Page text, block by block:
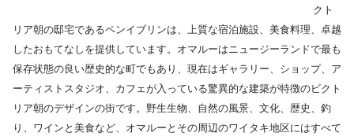
クト
リア朝の邸宅であるペンイブリンは、上質な宿泊施設、美食料理、卓越
したおもてなしを提供しています。オマルーはニュージーランドで最も
保存状態の良い歴史的な町でもあり、現在はギャラリー、ショップ、ア
ーティストスタジオ、カフェが入っている驚異的な建築が特徴のビクト
リア朝のデザインの街です。野生生物、自然の風景、文化、歴史、釣
り、ワインと美食など、オマルーとその周辺のワイタキ地区にはすべて